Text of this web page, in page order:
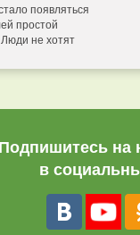
появляться
простой
не хотят
Подпишитесь на
в